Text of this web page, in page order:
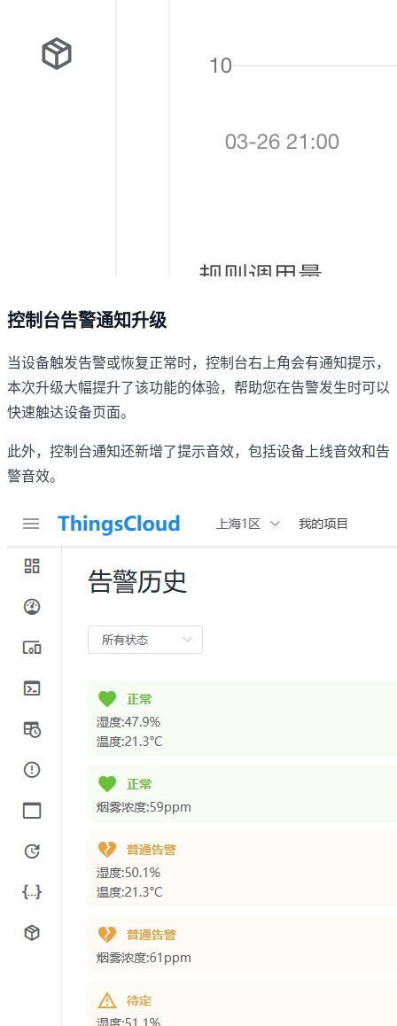
控制台告警通知升级
当设备触发告警或恢复正常时，控制台右上角会有通知提示，
本次升级大幅提升了该功能的体验，帮助您在告警发生时可以
快速触达设备页面。
此外，控制台通知还新增了提示音效，包括设备上线音效和告
警音效。